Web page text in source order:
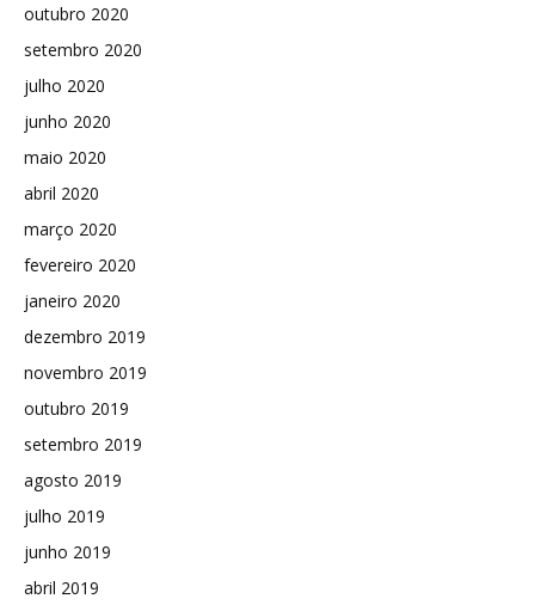
outubro 2020
setembro 2020
julho 2020
junho 2020
maio 2020
abril 2020
março 2020
fevereiro 2020
janeiro 2020
dezembro 2019
novembro 2019
outubro 2019
setembro 2019
agosto 2019
julho 2019
junho 2019
abril 2019